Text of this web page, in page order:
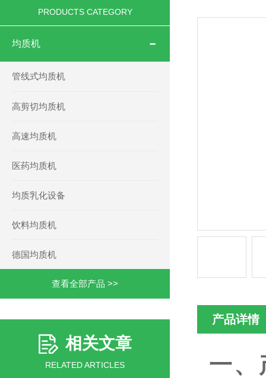
PRODUCTS CATEGORY
均质机
管线式均质机
高剪切均质机
高速均质机
医药均质机
均质乳化设备
饮料均质机
德国均质机
查看全部产品 >>
相关文章
RELATED ARTICLES
产品详情
一、